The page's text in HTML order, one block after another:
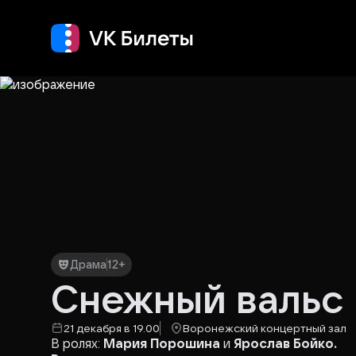
Драма12+
Снежный вальс
21 декабря в 19.00 Воронежский концертный зал
В ролях: Мария Порошина и Ярослав Бойко.